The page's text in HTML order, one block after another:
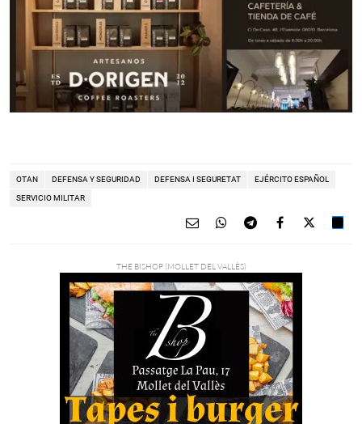
OTAN DEFENSA Y SEGURIDAD DEFENSA I SEGURETAT EJÉRCITO ESPAÑOL
SERVICIO MILITAR